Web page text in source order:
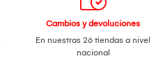
Cambios y devoluciones
En nuestras 26 tiendas a nivel
nacional